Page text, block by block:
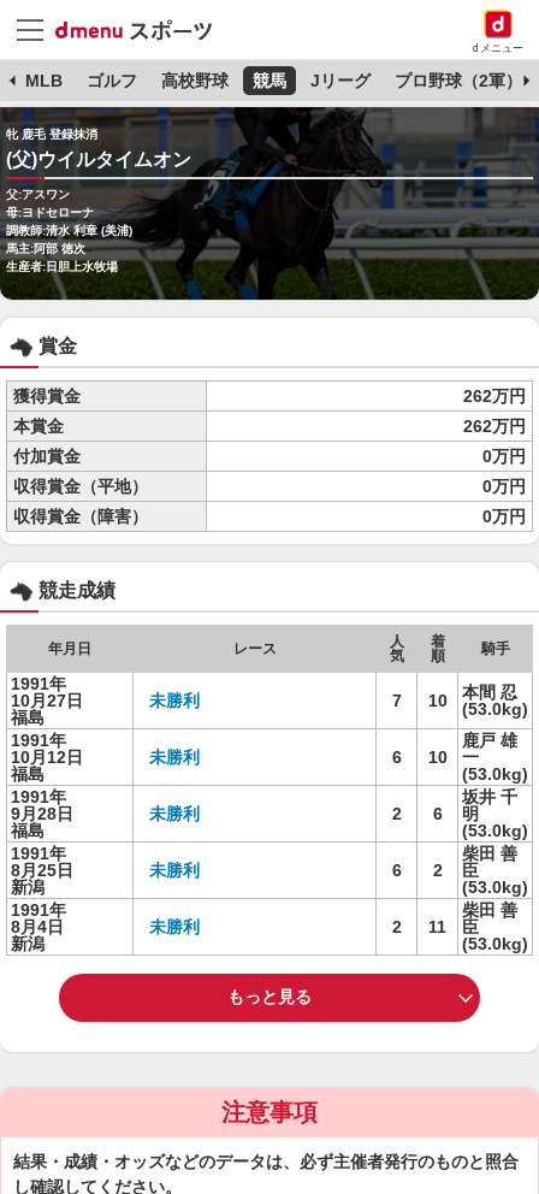
dメニュー
MLB ゴルフ 高校野球 競馬 Jリーグ プロ野球（2軍）
牝 鹿毛 登録抹消
(父)ウイルタイムオン
父:アスワン
母:ヨドセローナ
調教師:清水 利章 (美浦)
馬主:阿部 徳次
生産者:日胆上水牧場
賞金
獲得賞金
262万円
本賞金
262万円
付加賞金
0万円
収得賞金（平地）
0万円
収得賞金（障害）
0万円
競走成績
年月日 レース
人
気
着
順
騎手
1991年
10月27日
福島
未勝利 7 10
本間 忍
(53.0kg)
1991年
10月12日
福島
未勝利 6 10
鹿戸 雄
一
(53.0kg)
1991年
9月28日
福島
未勝利 2 6
坂井 千
明
(53.0kg)
1991年
8月25日
新潟
未勝利 6 2
柴田 善
臣
(53.0kg)
1991年
8月4日
新潟
未勝利 2 11
柴田 善
臣
(53.0kg)
もっと見る
注意事項
結果・成績・オッズなどのデータは、必ず主催者発行のものと照合
し確認してください。